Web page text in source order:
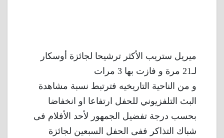
ميريل ستريب الأكثر ترشيحا لجائزة أوسكار
لـ21 مرة و فازت بها 3 مرات
و من الناحية التاريخيه فترتبط نسبة مشاهدة
البث التلفزيوني للحفل ارتفاعا او انخفاضا
بحسب درجة تفضيل الجمهور لأحد الأفلام فى
شباك التذاكر ففى الحفل السبعين لجائزة